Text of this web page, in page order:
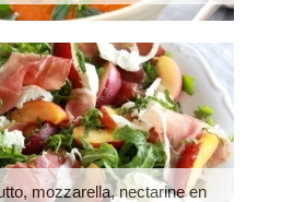
mozzarella, nectarine en